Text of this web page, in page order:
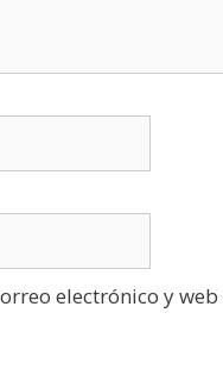
electrónico y